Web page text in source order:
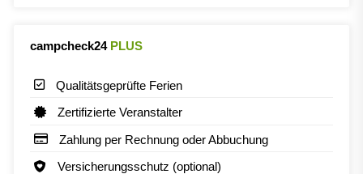
campcheck24 PLUS
Qualitätsgeprüfte Ferien
Zertifizierte Veranstalter
Zahlung per Rechnung oder Abbuchung
Versicherungsschutz (optional)